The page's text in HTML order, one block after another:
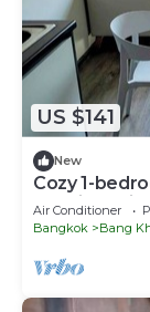
US $141
New
Cozy 1-
phlu, icon
Air Conditioner
Bangkok
Bang